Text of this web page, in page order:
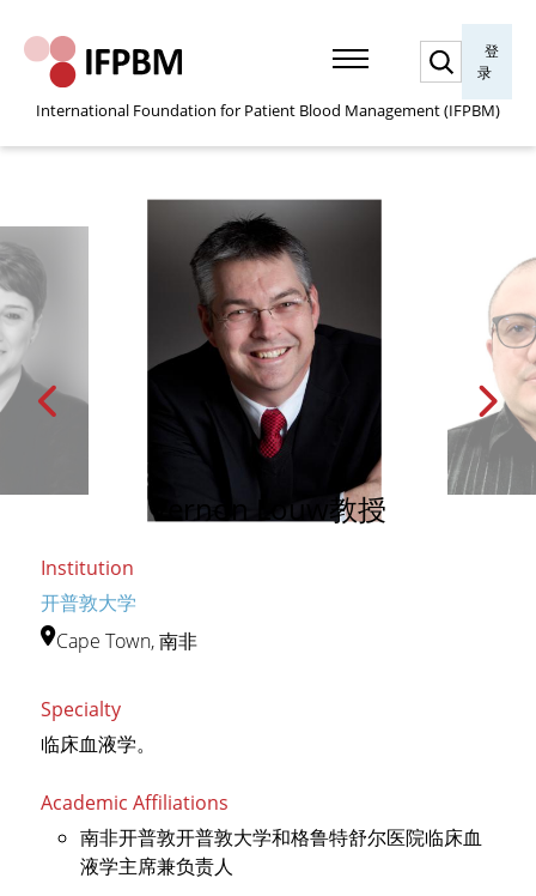
登
录
International Foundation for Patient Blood Management (IFPBM)
Vernon Louw教授
Institution
开普敦大学
Cape Town, 南非
Specialty
临床血液学。
Academic Affiliations
南非开普敦开普敦大学和格鲁特舒尔医院临床血
液学主席兼负责人